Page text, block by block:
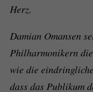
Herz.
Damian Omansen
Philharmonikern
wie die
dass das Publikum